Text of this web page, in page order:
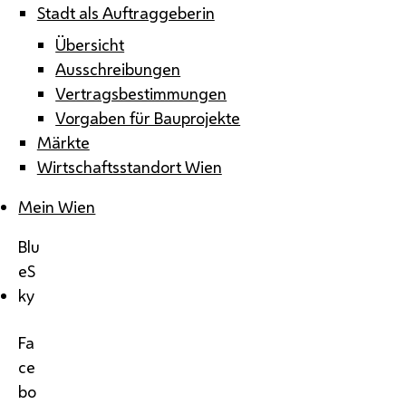
Stadt als Auftraggeberin
Übersicht
Ausschreibungen
Vertragsbestimmungen
Vorgaben für Bauprojekte
Märkte
Wirtschaftsstandort Wien
Mein Wien
Blu
eS
ky
Fa
ce
bo